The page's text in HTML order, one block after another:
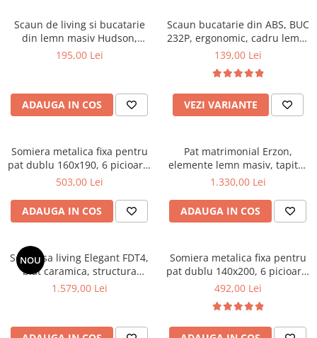
Saltele cu plasa de arcuri
Saltele cu spuma
Mobila bucatarie
Seturi mese si scaune bucatarie
Mobilier hol
Suporturi si rafturi pantofi
Portmantouri
Seturi mobilier hol
Stender haine
Etajere
Mobilier gradinita
Mese gradinita
Scaune gradinita
Mobilier copii
Scaun de living si bucatarie
din lemn masiv Hudson,
tapiterie stofa,100 kg,
195,00 Lei
ADAUGA IN COS
Scaun bucatarie din ABS, BUC
232P, ergonomic, cadru lemn,
100 kg
139,00 Lei
VEZI VARIANTE
Somiera metalica fixa pentru
pat dublu 160x190, 6 picioare,
30 lamele lemn fag, benzi
negru
503,00 Lei
ADAUGA IN COS
Pat matrimonial Erzon,
elemente lemn masiv, tapitat
cu stofa, cu somiera,140x200
1.330,00 Lei
ADAUGA IN COS
NOU
Set masa living Elegant FDT4,
blat caramica, structura
metalica, 140x80x75 cm,
bej
1.579,00 Lei
Somiera metalica fixa pentru
pat dublu 140x200, 6 picioare,
32 lamele lemn fag, benzi
negru
492,00 Lei